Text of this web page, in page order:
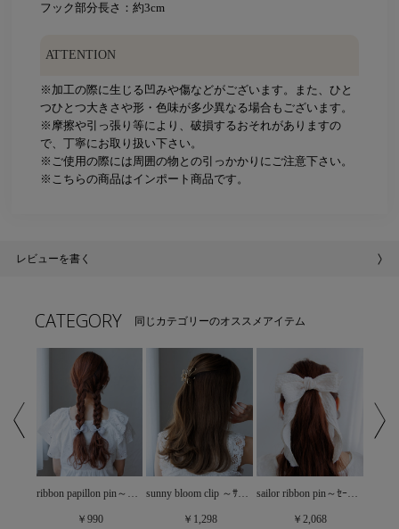
フック部分長さ：約3cm
ATTENTION
※加工の際に生じる凹みや傷などがございます。また、ひと
つひとつ大きさや形・色味が多少異なる場合もございます。
※摩擦や引っ張り等により、破損するおそれがありますの
で、丁寧にお取り扱い下さい。
※ご使用の際には周囲の物との引っかかりにご注意下さい。
※こちらの商品はインポート商品です。
レビューを書く
CATEGORY 同じカテゴリーのオススメアイテム
ribbon papillon pin～ﾘﾎﾞﾝﾊﾟﾋﾟﾖﾝﾋﾟﾝ(2pc)
￥990 ￥1,298
sailor ribbon pin～ｾｰﾗｰﾘﾎﾞﾝﾋﾟﾝ
￥2,068